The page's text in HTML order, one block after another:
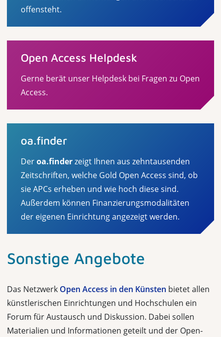
offensteht.
Open Access Helpdesk
Gerne berät unser Helpdesk bei Fragen zu Open
Access.
oa.finder
Deroa.finderzeigt Ihnen aus zehntausenden
Zeitschriften, welche Gold Open Access sind, ob
sie APCs erheben und wie hoch diese sind.
Außerdem können Finanzierungsmodalitäten
der eigenen Einrichtung angezeigt werden.
Sonstige Angebote
Das Netzwerk Open Access in den Künsten bietet allen
künstlerischen Einrich­tungen und Hochschulen ein
Forum für Austausch und Diskussion. Dabei sollen
Materialien und Informationen geteilt und der Open-